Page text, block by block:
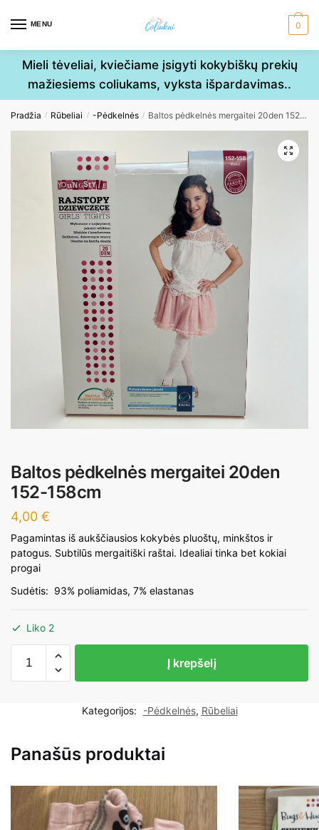
MENU 0
Mieli tėveliai, kviečiame įsigyti kokybiškų prekių
mažiesiems coliukams, vyksta išpardavimas..
Pradžia / Rūbeliai / -Pėdkelnės / Baltos pėdkelnės mergaitei 20den 152-158cm
Baltos pėdkelnės mergaitei 20den
152-158cm
4,00 €
Pagamintas iš aukščiausios kokybės pluoštų, minkštos ir
patogus. Subtilūs mergaitiški raštai. Idealiai tinka bet kokiai
progai
Sudėtis: 93% poliamidas, 7% elastanas
Liko 2
kiekis:
152-
Į krepšelį
Kategorijos: -Pėdkelnės, Rūbeliai
Panašūs produktai